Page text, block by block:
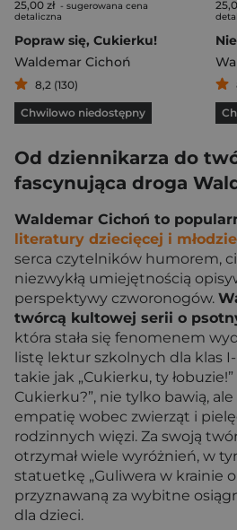
25,00 zł - sugerowana cena
detaliczna
Popraw się, Cukierku!
Waldemar Cichoń
8,2 (130)
Chwilowo niedostępny
Od dziennikarza do
fascynująca droga
Waldemar Cichoń to
literatury dziecięcej i
serca czytelników humorem,
niezwykłą umiejętnością
perspektywy czworonogów.
twórcą kultowej serii o
która stała się fenomenem
listę lektur szkolnych dla klas
takie jak „Cukierku, ty
Cukierku?”, nie tylko bawią,
empatię wobec zwierząt i
rodzinnych więzi. Za swoją
otrzymał wiele wyróżnień, w
statuetkę „Guliwera w krainie
przyznawaną za wybitne
dla dzieci.